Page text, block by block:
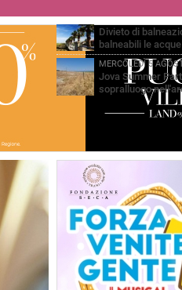
VENERDÌ 31 LUGLIO
Divieto di
balneabili le
MERCOLEDÌ 5
Jova Summer
sopralluogo